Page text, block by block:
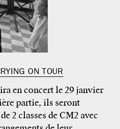
ON TOUR
en concert le 29 janvier
partie, ils seront
2 classes de CM2 avec